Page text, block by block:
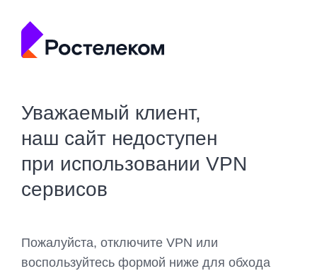
Уважаемый клиент,
наш сайт недоступен
при использовании VPN
сервисов
Пожалуйста, отключите VPN или
воспользуйтесь формой ниже для обхода